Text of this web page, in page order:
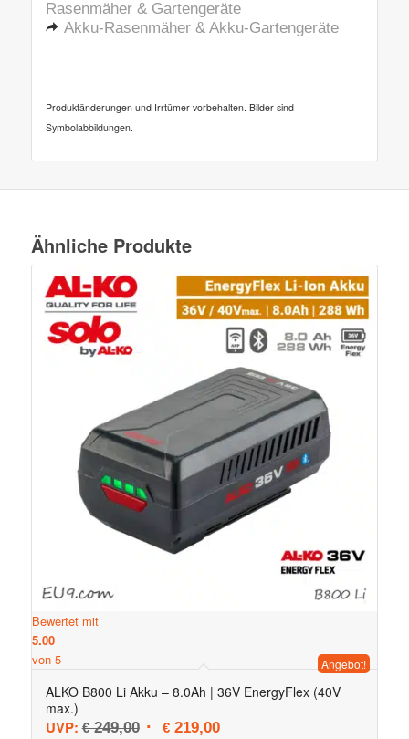
Rasenmäher & Gartengeräte
Akku-Rasenmäher & Akku-Gartengeräte
Produktänderungen und Irrtümer vorbehalten. Bilder sind
Symbolabbildungen.
Ähnliche Produkte
Bewertet mit
5.00
von 5
ALKO B800 Li Akku – 8.0Ah | 36V EnergyFlex (40V
max.)
UVP: €249,00 Ursprünglicher Preis war: € 249,00
€219,00Aktueller Preis ist: € 219,00.
Angebot!